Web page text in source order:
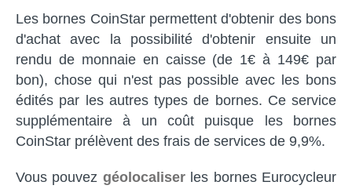
Les bornes CoinStar permettent d'obtenir des bons
d'achat avec la possibilité d'obtenir ensuite un
rendu de monnaie en caisse (de 1€ à 149€ par
bon), chose qui n'est pas possible avec les bons
édités par les autres types de bornes. Ce service
supplémentaire à un coût puisque les bornes
CoinStar prélèvent des frais de services de 9,9%.
Vous pouvez géolocaliserles bornes Eurocycleur